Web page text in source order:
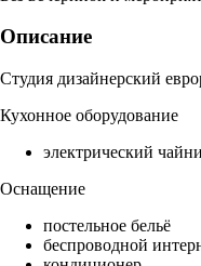
Описание
Студия дизайнерский
Кухонное оборудование
электрический
Оснащение
постельное бельё
беспроводной